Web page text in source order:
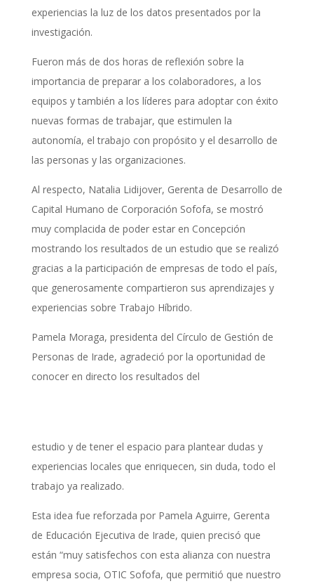
experiencias la luz de los datos presentados por la
investigación.
Fueron más de dos horas de reflexión sobre la
importancia de preparar a los colaboradores, a los
equipos y también a los líderes para adoptar con éxito
nuevas formas de trabajar, que estimulen la
autonomía, el trabajo con propósito y el desarrollo de
las personas y las organizaciones.
Al respecto, Natalia Lidijover, Gerenta de Desarrollo de
Capital Humano de Corporación Sofofa, se mostró
muy complacida de poder estar en Concepción
mostrando los resultados de un estudio que se realizó
gracias a la participación de empresas de todo el país,
que generosamente compartieron sus aprendizajes y
experiencias sobre Trabajo Híbrido.
Pamela Moraga, presidenta del Círculo de Gestión de
Personas de Irade, agradeció por la oportunidad de
conocer en directo los resultados del
estudio y de tener el espacio para plantear dudas y
experiencias locales que enriquecen, sin duda, todo el
trabajo ya realizado.
Esta idea fue reforzada por Pamela Aguirre, Gerenta
de Educación Ejecutiva de Irade, quien precisó que
están “muy satisfechos con esta alianza con nuestra
empresa socia, OTIC Sofofa, que permitió que nuestro